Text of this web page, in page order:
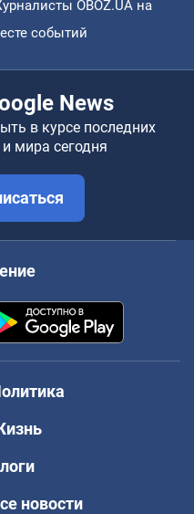
OBOZ.UA на
событий
News
в курсе последних
мира сегодня
новости